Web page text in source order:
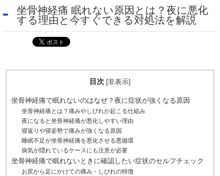
坐骨神経痛 眠れない原因とは？夜に悪化
する理由と今すぐできる対処法を解説
目次 [非表示]
坐骨神経痛で眠れないのはなぜ？夜に症状が強くなる原因
坐骨神経痛とは？痛みやしびれが起こる仕組み
夜になると坐骨神経痛が悪化しやすい理由
寝返りや寝姿勢で痛みが強くなる原因
睡眠不足が坐骨神経痛を悪化させる悪循環
病気が隠れているケースにも注意が必要
坐骨神経痛で眠れないときに確認したい症状のセルフチェック
お尻から足にかけての痛み・しびれの特徴